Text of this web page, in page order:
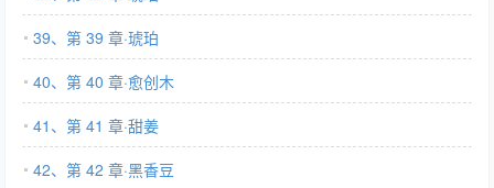
39、第 39 章·琥珀
40、第 40 章·愈创木
41、第 41 章·甜姜
42、第 42 章·黑香豆